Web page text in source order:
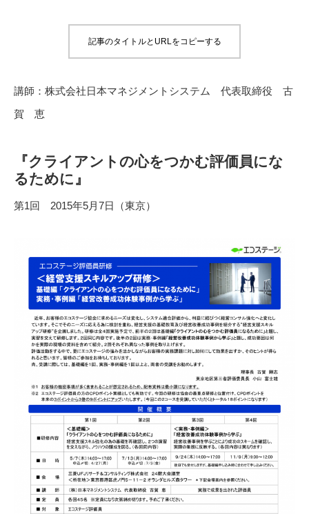
記事のタイトルとURLをコピーする
講師：株式会社日本マネジメントシステム 代表取締役 古
賀 恵
『クライアントの心をつかむ評価員にな
るために』
第1回 2015年5月7日（東京）